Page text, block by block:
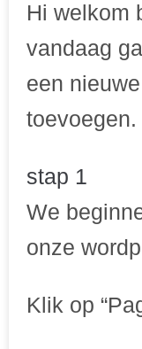
Hi welkom
vandaag
een
toevoegen.
stap 1
We
onze
Klik op